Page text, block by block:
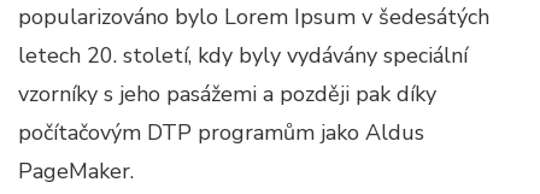
popularizováno bylo Lorem Ipsum v šedesátých
letech 20. století, kdy byly vydávány speciální
vzorníky s jeho pasážemi a později pak díky
počítačovým DTP programům jako Aldus
PageMaker.